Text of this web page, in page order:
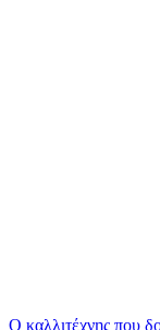
Ο καλλιτέχνης που